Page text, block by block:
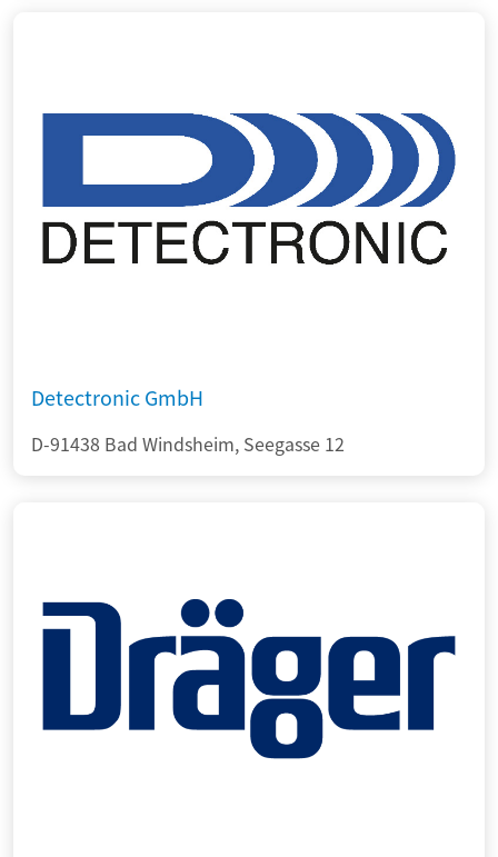
Detectronic GmbH
D-91438 Bad Windsheim, Seegasse 12